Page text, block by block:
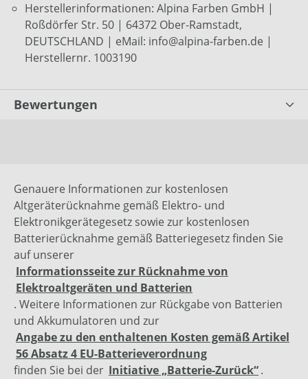
Herstellerinformationen: Alpina Farben GmbH |
Roßdörfer Str. 50 | 64372 Ober-Ramstadt,
DEUTSCHLAND | eMail: info@alpina-farben.de |
Herstellernr. 1003190
Bewertungen
Genauere Informationen zur kostenlosen
Altgeräterücknahme gemäß Elektro- und
Elektronikgerätegesetz sowie zur kostenlosen
Batterierücknahme gemäß Batteriegesetz finden Sie
auf unserer
Informationsseite zur Rücknahme von
Elektroaltgeräten und Batterien
. Weitere Informationen zur Rückgabe von Batterien
und Akkumulatoren und zur
Angabe zu den enthaltenen Kosten gemäß Artikel
56 Absatz 4 EU-Batterieverordnung
finden Sie bei der Initiative „Batterie-Zurück“.